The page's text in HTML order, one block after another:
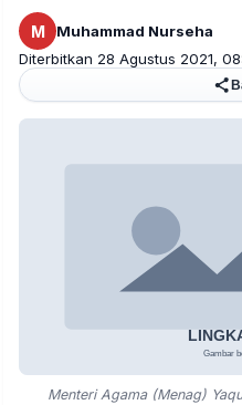
M
Muhammad Nurseha
Diterbitkan 28 Agustus 2021,
Menteri Agama (Menag)